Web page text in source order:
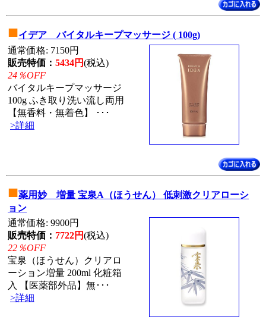
■イデア バイタルキープマッサージ ( 100g)
通常価格: 7150円
販売特価： 5434円(税込)
24％OFF
バイタルキープマッサージ
100g ふき取り洗い流し両用
【無香料・無着色】 ･･･
>詳細
■薬用妙 増量 宝泉A（ほうせん） 低刺激クリアローシ
ョン
通常価格: 9900円
販売特価： 7722円(税込)
22％OFF
宝泉（ほうせん）クリアロ
ーション増量 200ml 化粧箱
入 【医薬部外品】無･･･
>詳細